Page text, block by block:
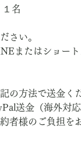
名
さい。
またはショー
の方法で送金く
送金（海外対
者様のご負担を